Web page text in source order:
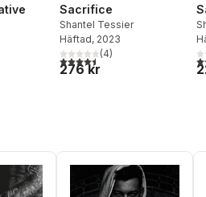
Totalt antal röster:
Sacrifice
Shantel Tessier
Häftad, 2023
4,5utav 5 stjärnor. Totalt antal
(4)
276 kr